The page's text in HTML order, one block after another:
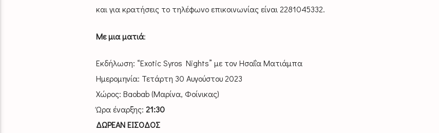
και για κρατήσεις το τηλέφωνο επικοινωνίας είναι 2281045332.
Με μια ματιά:
Εκδήλωση: “Exotic Syros Nights” με τον Ησαΐα Ματιάμπα
Ημερομηνία: Τετάρτη 30 Αυγούστου 2023
Χώρος: Baobab (Μαρίνα, Φοίνικας)
Ώρα έναρξης: 21:30
ΔΩΡΕΑΝ ΕΙΣΟΔΟΣ